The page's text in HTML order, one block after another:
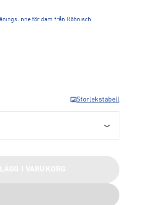
för dam från Röhnisch.
Storlekstabell